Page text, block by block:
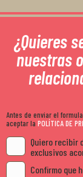
¿Quieres
nuestras
Antes de enviar el
aceptar la POLÍTICA DE
Quiero recibir
exclusivos
Confirmo que